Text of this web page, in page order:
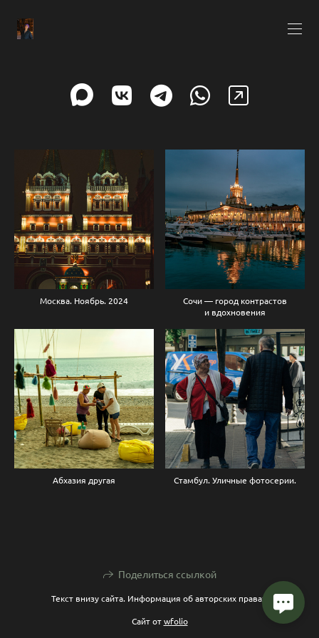
Москва. Ноябрь. 2024
Сочи — город контрастов
и вдохновения
Абхазия другая Стамбул. Уличные фотосерии.
Поделиться ссылкой
Текст внизу сайта. Информация об авторских правах.
Сайт отwfolio